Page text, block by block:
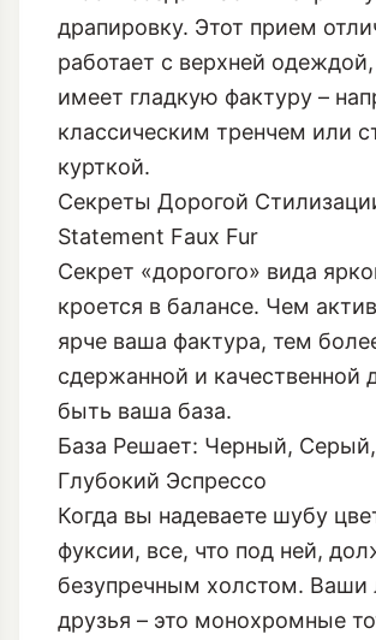
драпировку. Этот прием
работает с верхней
имеет гладкую фактуру –
классическим тренчем или
курткой.
Секреты Дорогой
Statement Faux Fur
Секрет «дорогого» вида
кроется в балансе. Чем
ярче ваша фактура, тем
сдержанной и качественной
быть ваша база.
База Решает: Черный, Серый,
Глубокий Эспрессо
Когда вы надеваете шубу
фуксии, все, что под ней,
безупречным холстом. Ваши
друзья – это монохромные